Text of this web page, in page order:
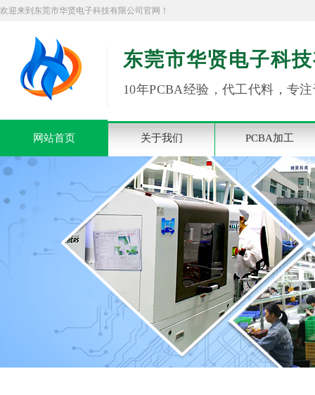
欢迎来到东莞市华贤电子科技有限公司官网！
东莞市华贤电子科
10年PCBA经验，代工代料，专
网站首页 关于我们 PCBA加工